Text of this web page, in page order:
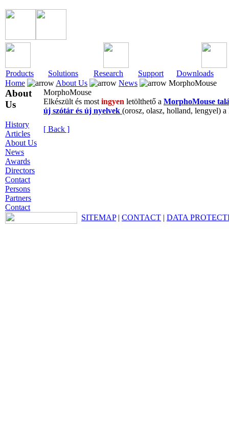
Products Solutions Research Support
Downloads
Home
About Us News MorphoMouse
About
Us
History
Articles
About Us
News
Awards
Directors
Contact
Persons
Partners
Contact
MorphoMouse
Elkészült és most ingyen letölthető a MorphoMouse
új szótár és új nyelvek (orosz, olasz, holland, lengyel)
[ Back ]
SITEMAP| CONTACT | DATA